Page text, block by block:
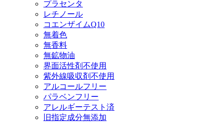
プラセンタ
レチノール
コエンザイムQ10
無着色
無香料
無鉱物油
界面活性剤不使用
紫外線吸収剤不使用
アルコールフリー
パラベンフリー
アレルギーテスト済
旧指定成分無添加